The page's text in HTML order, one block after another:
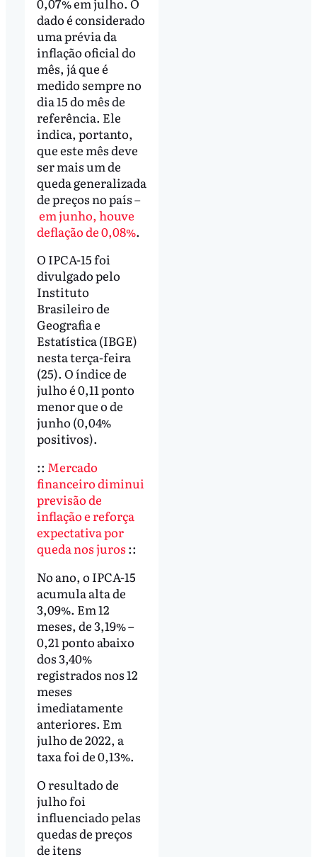
dado é considerado
uma prévia da
inflação oficial do
mês, já que é
medido sempre no
dia 15 do mês de
referência. Ele
indica, portanto,
que este mês deve
ser mais um de
queda generalizada
de preços no país –
em junho, houve
deflação de 0,08%.
O IPCA-15 foi
divulgado pelo
Instituto
Brasileiro de
Geografia e
Estatística (IBGE)
nesta terça-feira
(25). O índice de
julho é 0,11 ponto
menor que o de
junho (0,04%
positivos).
:: Mercado
financeiro diminui
previsão de
inflação e reforça
expectativa por
queda nos juros ::
No ano, o IPCA-15
acumula alta de
3,09%. Em 12
meses, de 3,19% –
0,21 ponto abaixo
dos 3,40%
registrados nos 12
meses
imediatamente
anteriores. Em
julho de 2022, a
taxa foi de 0,13%.
O resultado de
julho foi
influenciado pelas
quedas de preços
de itens